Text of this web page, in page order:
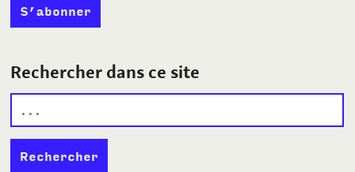
Rechercher dans ce site